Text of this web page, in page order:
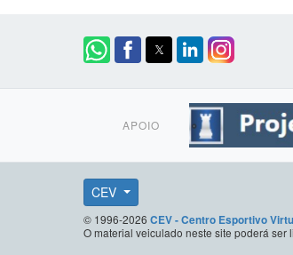
APOIO
CEV
© 1996-2026 CEV - Centro Esportivo
O material veiculado neste site poderá